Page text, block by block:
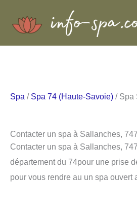
Spa / Spa 74 (Haute-Savoie) / Spa
Contacter un spa à Sallanches,
Contacter un spa à Sallanches,
département du 74pour une prise
pour vous rendre au un spa ouvert